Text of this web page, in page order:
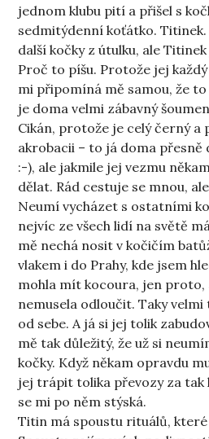
jednom klubu pití a přišel s
sedmitýdenní koťátko.
další kočky z útulku, ale
Proč to píšu. Protože jej
mi připomíná mě samou, že
je doma velmi zábavný
Cikán, protože je celý černý a
akrobacii – to já doma přesně
:-), ale jakmile jej vezmu
dělat. Rád cestuje se mnou,
Neumí vycházet s ostatními
nejvíc ze všech lidí na světě
mě nechá nosit v kočičím
vlakem i do Prahy, kde jsem
mohla mít kocoura, jen proto,
nemusela odloučit. Taky velmi
od sebe. A já si jej tolik
mě tak důležitý, že už si
kočky. Když někam opravdu
jej trápit tolika převozy za tak
se mi po něm stýská.
Titin má spoustu rituálů,